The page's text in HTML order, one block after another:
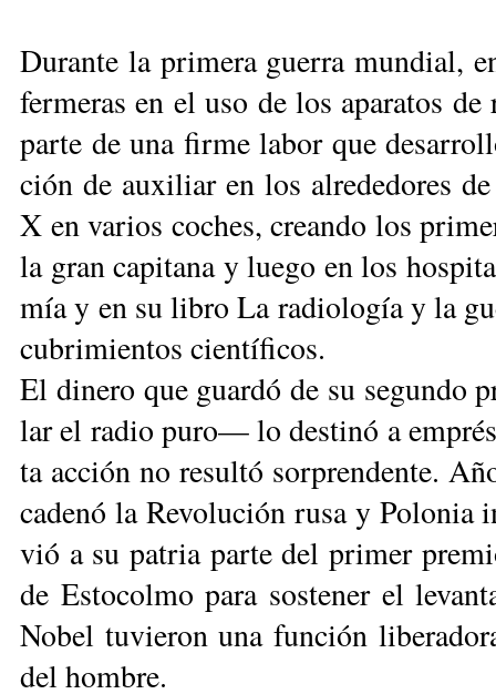
Du­ran­te la pri­me­ra gue­rra mun­dial,
fer­me­ras en el uso de los apa­ra­tos
par­te de una fir­me la­bor que
ción de au­xi­liar en los al­re­de­do­res
X en va­rios co­ches, crean­do los
la gran ca­pi­ta­na y lue­go en los
mía y en su li­bro La ra­dio­lo­gía y la
cu­bri­mien­tos cien­tí­ficos.
El di­ne­ro que guar­dó de su
lar el ra­dio pu­ro— lo des­ti­nó a
ta ac­ción no re­sul­tó sor­pren­den­te.
ca­de­nó la Re­vo­lu­ción ru­sa y
vió a su pa­tria par­te del pri­mer
de Es­to­col­mo pa­ra sos­te­ner el
No­bel tu­vie­ron una fun­ción
del hom­bre.